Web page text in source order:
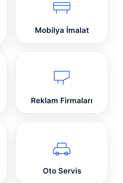
Mobilya İmalat
Reklam Firmaları
Oto Servis